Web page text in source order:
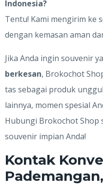
Indonesia?
Tentu! Kami mengirim ke
dengan kemasan aman
Jika Anda ingin souvenir
berkesan, Brokochot
tas sebagai produk
lainnya, momen spesial
Hubungi Brokochot Shop
souvenir impian Anda!
Kontak